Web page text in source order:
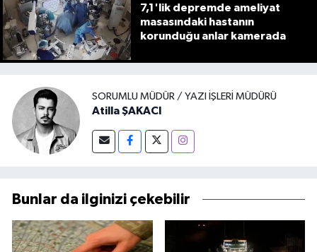
7,1'lik depremde ameliyat
masasındaki hastanın
korunduğu anlar kamerada
SORUMLU MÜDÜR / YAZI İŞLERI MÜDÜRÜ
Atilla ŞAKACI
Bunlar da ilginizi çekebilir